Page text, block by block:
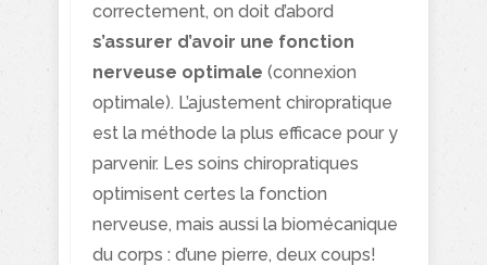
correctement, on doit d’abord
s’assurer d’avoir une fonction
nerveuse optimale (connexion
optimale). L’ajustement chiropratique
est la méthode la plus efficace pour y
parvenir. Les soins chiropratiques
optimisent certes la fonction
nerveuse, mais aussi la biomécanique
du corps : d’une pierre, deux coups!